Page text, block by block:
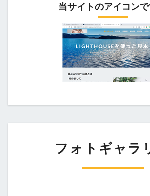
当サイトのアイコンで
フォトギャラ